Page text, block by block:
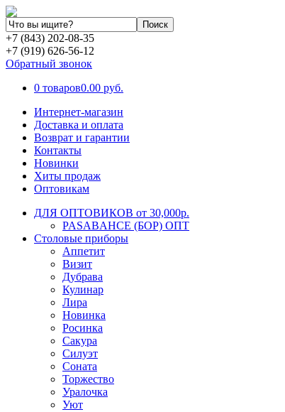
+7 (843) 202-08-35
+7 (919) 626-56-12
Обратный звонок
0 товаров0.00 руб.
Интернет-магазин
Доставка и оплата
Возврат и гарантии
Контакты
Новинки
Хиты продаж
Оптовикам
ДЛЯ ОПТОВИКОВ от 30,000р.
PASABAHCE (БОР) ОПТ
Столовые приборы
Аппетит
Визит
Дубрава
Кулинар
Лира
Новинка
Росинка
Сакура
Силуэт
Соната
Торжество
Уралочка
Уют